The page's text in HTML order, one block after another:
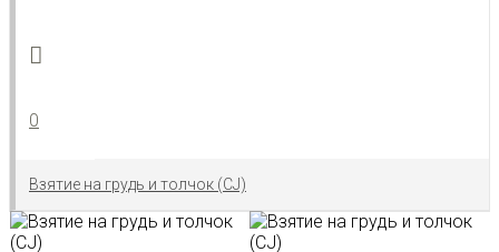
0
Взятие на грудь и толчок (CJ)